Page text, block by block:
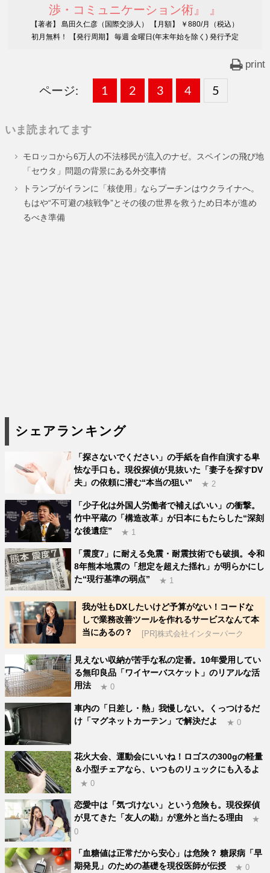
渉・コミュニケーション術』 』
【著者】 島田久仁彦（国際交渉人） 【月額】 ￥880/月（税込）
初月無料！ 【発行周期】 毎週 金曜日(年末年始を除く) 発行予定
print
ページ:
固
ー
ジ
1 ,
固
ー
ジ
2 ,
固
ー
ジ
3 ,
固
ー
ジ
4 ,
固
ー
ジ
5
いま読まれてます
モロッコから6万人の不法移民が流入のナゼ。スペインの飛び地
「セウタ」問題の背景にある外交事情
トランプがイランに「核使用」ならプーチンはウクライナへ。
もはや“不可避の核戦争”とその後の世界を救うため日本が進め
るべき準備
シェアランキング
「探さないでください」の手紙を自作自演する卑
怯な手口も。現役探偵が見抜いた「妻子を探すDV
夫」の依頼に潜む“本当の狙い”
★ 2
「少子化は外国人労働者で補えばいい」の衝撃。
竹中平蔵の「構造改革」が日本にもたらした“深刻
な後遺症”
★ 1
「震度7」に耐える免震・耐震技術でも破損。令和
8年熊本地震の「想定を超えた揺れ」が明らかにし
た“現行基準の弱点”
★ 1
我が社もDXしたいけど予算がない！コードな
しで業務改善ツールを作れるサービスなんて本
当にあるの？
[PR]株式会社インターパーク
見えない収納が苦手な私の定番。10年愛用してい
る無印良品「ワイヤーバスケット」のリアルな活
用法
★ 0
車内の「日差し・熱」我慢しない。くっつけるだ
け「マグネットカーテン」で解決だよ
★ 0
花火大会、運動会にいいね！ロゴスの300gの軽量
＆小型チェアなら、いつものリュックにも入るよ
★ 0
恋愛中は「気づけない」という危険も。現役探偵
が見てきた「友人の勘」が意外と当たる理由
★
0
「血糖値は正常だから安心」は危険？ 糖尿病「早
期発見」のための基礎を現役医師が伝授
★ 0